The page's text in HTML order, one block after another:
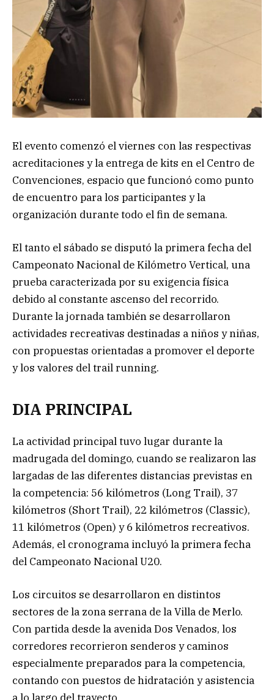
El evento comenzó el viernes con las respectivas
acreditaciones y la entrega de kits en el Centro de
Convenciones, espacio que funcionó como punto
de encuentro para los participantes y la
organización durante todo el fin de semana.
El tanto el sábado se disputó la primera fecha del
Campeonato Nacional de Kilómetro Vertical, una
prueba caracterizada por su exigencia física
debido al constante ascenso del recorrido.
Durante la jornada también se desarrollaron
actividades recreativas destinadas a niños y niñas,
con propuestas orientadas a promover el deporte
y los valores del trail running.
DIA PRINCIPAL
La actividad principal tuvo lugar durante la
madrugada del domingo, cuando se realizaron las
largadas de las diferentes distancias previstas en
la competencia: 56 kilómetros (Long Trail), 37
kilómetros (Short Trail), 22 kilómetros (Classic),
11 kilómetros (Open) y 6 kilómetros recreativos.
Además, el cronograma incluyó la primera fecha
del Campeonato Nacional U20.
Los circuitos se desarrollaron en distintos
sectores de la zona serrana de la Villa de Merlo.
Con partida desde la avenida Dos Venados, los
corredores recorrieron senderos y caminos
especialmente preparados para la competencia,
contando con puestos de hidratación y asistencia